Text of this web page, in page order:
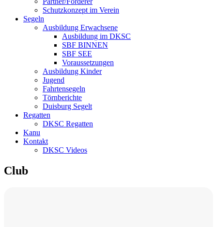
Schutzkonzept im Verein
Segeln
Ausbildung Erwachsene
Ausbildung im DKSC
SBF BINNEN
SBF SEE
Voraussetzungen
Ausbildung Kinder
Jugend
Fahrtensegeln
Törnberichte
Duisburg Segelt
Regatten
DKSC Regatten
Kanu
Kontakt
DKSC Videos
Club